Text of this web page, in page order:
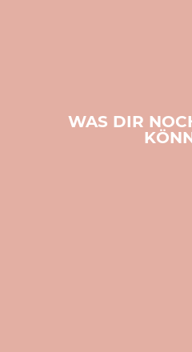
WAS DIR